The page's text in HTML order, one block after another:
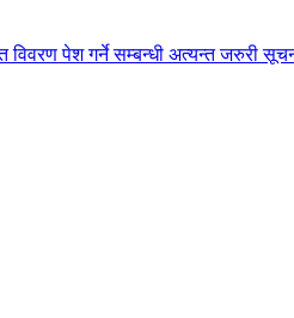
विवरण पेश गर्ने सम्बन्धी अत्यन्त जरुरी